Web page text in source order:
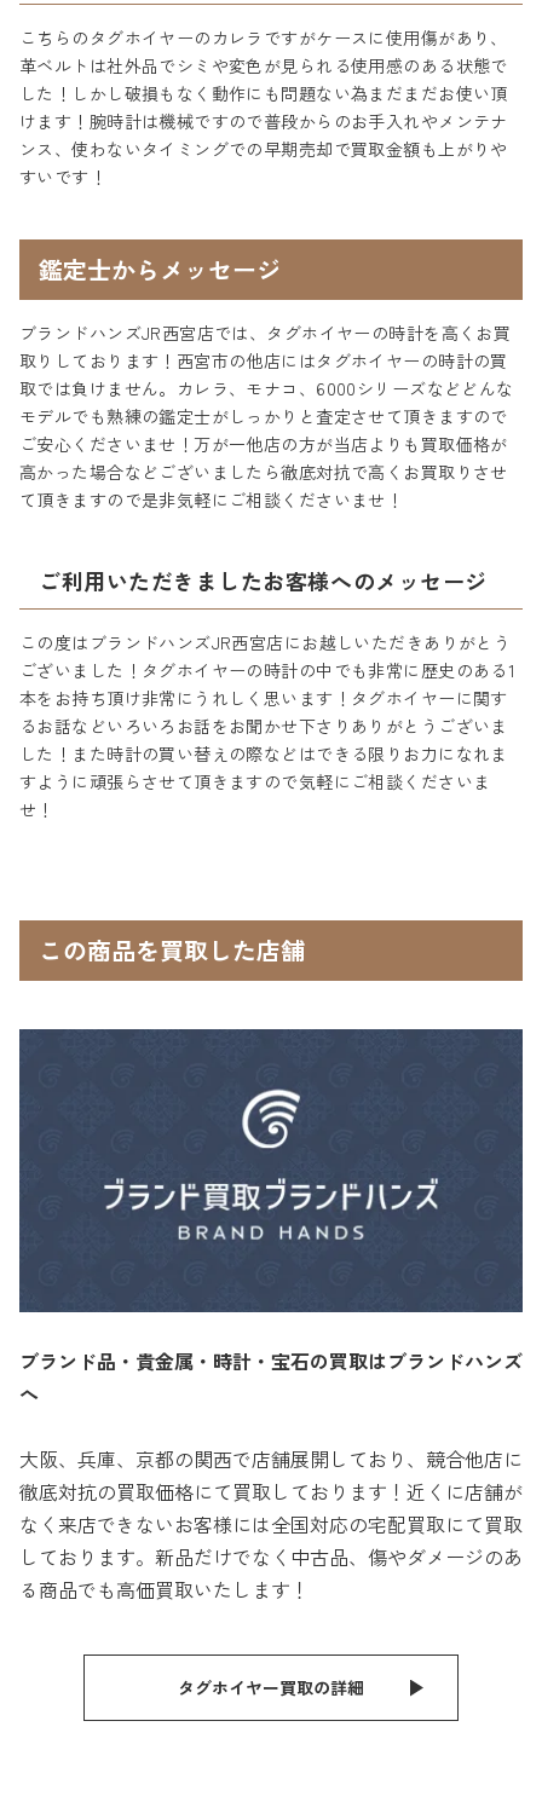
こちらのタグホイヤーのカレラですがケースに使用傷があり、
革ベルトは社外品でシミや変色が見られる使用感のある状態で
した！しかし破損もなく動作にも問題ない為まだまだお使い頂
けます！腕時計は機械ですので普段からのお手入れやメンテナ
ンス、使わないタイミングでの早期売却で買取金額も上がりや
すいです！
鑑定士からメッセージ
ブランドハンズJR西宮店では、タグホイヤーの時計を高くお買
取りしております！西宮市の他店にはタグホイヤーの時計の買
取では負けません。カレラ、モナコ、6000シリーズなどどんな
モデルでも熟練の鑑定士がしっかりと査定させて頂きますので
ご安心くださいませ！万が一他店の方が当店よりも買取価格が
高かった場合などございましたら徹底対抗で高くお買取りさせ
て頂きますので是非気軽にご相談くださいませ！
ご利用いただきましたお客様へのメッセージ
この度はブランドハンズJR西宮店にお越しいただきありがとう
ございました！タグホイヤーの時計の中でも非常に歴史のある1
本をお持ち頂け非常にうれしく思います！タグホイヤーに関す
るお話などいろいろお話をお聞かせ下さりありがとうございま
した！また時計の買い替えの際などはできる限りお力になれま
すように頑張らさせて頂きますので気軽にご相談くださいま
せ！
この商品を買取した店舗
ブランド品・貴金属・時計・宝石の買取はブランドハンズ
へ
大阪、兵庫、京都の関西で店舗展開しており、競合他店に
徹底対抗の買取価格にて買取しております！近くに店舗が
なく来店できないお客様には全国対応の宅配買取にて買取
しております。新品だけでなく中古品、傷やダメージのあ
る商品でも高価買取いたします！
タグホイヤー買取の詳細